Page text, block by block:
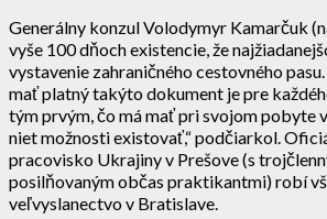
Generálny konzul Volodymyr Kamarčuk
vyše 100 dňoch existencie, že
vystavenie zahraničného cestovného
mať platný takýto dokument je pre
tým prvým, čo má mať pri svojom pobyte
niet možnosti existovať,“ podčiarkol.
pracovisko Ukrajiny v Prešove (s
posilňovaným občas praktikantmi) robí
veľvyslanectvo v Bratislave.